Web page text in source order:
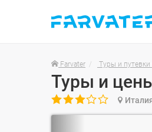
Farvater Туры и
